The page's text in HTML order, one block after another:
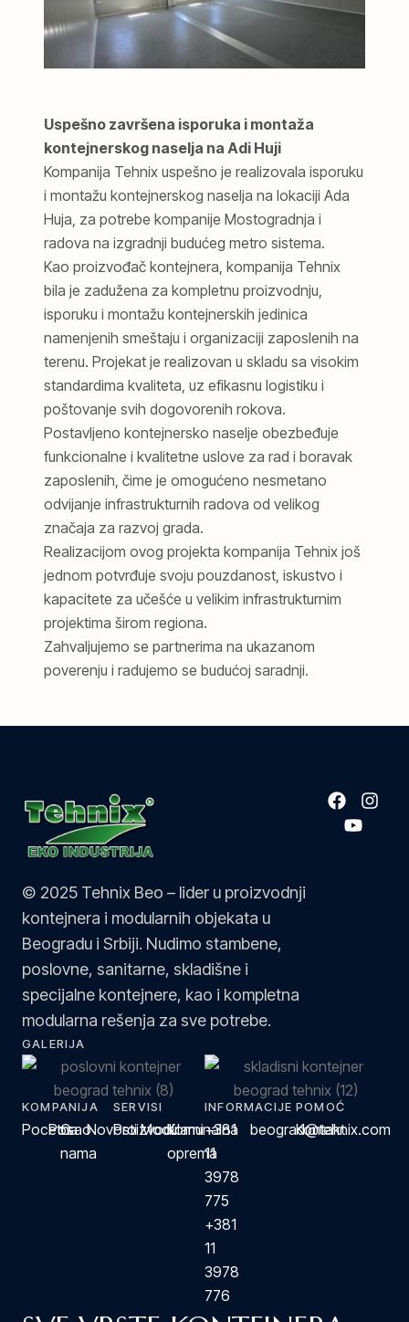
Uspešno završena isporuka i montaža
kontejnerskog naselja na Adi Huji
Kompanija Tehnix uspešno je realizovala isporuku
i montažu kontejnerskog naselja na lokaciji Ada
Huja, za potrebe kompanije Mostogradnja i
radova na izgradnji budućeg metro sistema.
Kao proizvođač kontejnera, kompanija Tehnix
bila je zadužena za kompletnu proizvodnju,
isporuku i montažu kontejnerskih jedinica
namenjenih smeštaju i organizaciji zaposlenih na
terenu. Projekat je realizovan u skladu sa visokim
standardima kvaliteta, uz efikasnu logistiku i
poštovanje svih dogovorenih rokova.
Postavljeno kontejnersko naselje obezbeđuje
funkcionalne i kvalitetne uslove za rad i boravak
zaposlenih, čime je omogućeno nesmetano
odvijanje infrastrukturnih radova od velikog
značaja za razvoj grada.
Realizacijom ovog projekta kompanija Tehnix još
jednom potvrđuje svoju pouzdanost, iskustvo i
kapacitete za učešće u velikim infrastrukturnim
projektima širom regiona.
Zahvaljujemo se partnerima na ukazanom
poverenju i radujemo se budućoj saradnji.
© 2025 Tehnix Beo – lider u proizvodnji
kontejnera i modularnih objekata u
Beogradu i Srbiji. Nudimo stambene,
poslovne, sanitarne, skladišne i
specijalne kontejnere, kao i kompletna
modularna rešenja za sve potrebe.
GALERIJA
KOMPANIJA
Pocetna
Posao
O
nama
Novosti
SERVISI
Proizvodi
Modularni
Komunalna
oprema
INFORMACIJE
+381
11
3978
775
+381
11
3978
776
beograd@tehnix.com
POMOĆ
Kontakt